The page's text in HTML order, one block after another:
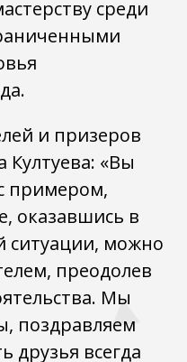
среди
и призеров
«Вы
примером,
оказавшись в
ситуации, можно
преодолев
Мы
поздравляем
друзья всегда